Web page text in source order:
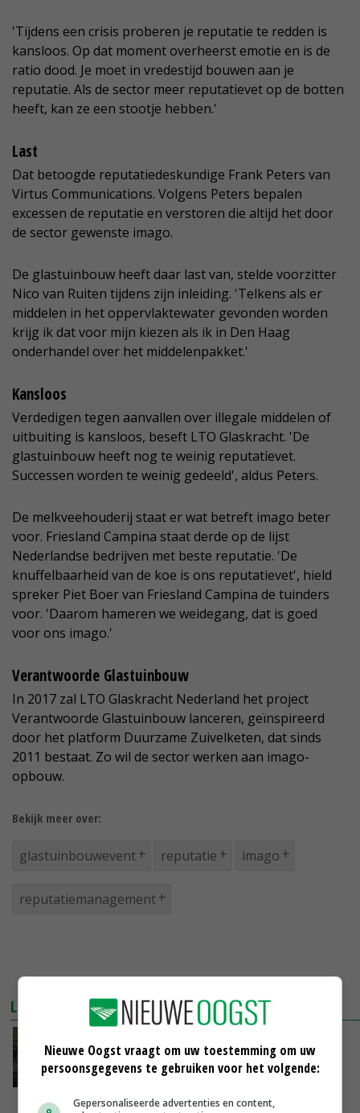
'Tijdens een crisis proberen je reputatie te redden is
kansloos. Op dat moment overheerst emotie en is de
ratio dood. Je moet in vredestijd bouwen aan je
reputatie. Als de sector meer reputatievet op de botten
heeft, kan ze een stootje hebben.'
Last
Dat betoogde reputatiedeskundige Frank Peters van
Virtus Communications. Volgens Peters bepalen
excessen de reputatie en verstoren die altijd het door
de sector gewenste imago.
De glastuinbouw heeft daar last van, stelde voorzitter
Nico van Ruiten tijdens zijn inleiding. 'Telkens als er
middelen in het oppervlaktewater gevonden worden
krijg ik dat voor mijn kiezen als ik in Den Haag
onderhandel over het middelenpakket.'
Kansloos
Verdedigen tegen aanvallen over illegale middelen of
uitbuiting is kansloos, beseft LTO Glaskracht. 'De
glastuinbouw heeft nog te weinig reputatievet.
Successen worden te weinig gedeeld', aldus Peters.
De melkveehouderij staat er wat betreft imago beter
voor. Friesland Campina staat derde op de lijst
Nederlandse bedrijven met beste reputatie. 'De
knuffelbaarheid van de koe is ons reputatievet', hield
spreker Piet Boer van Friesland Campina de tuinders
voor. 'Daarom hameren we weidegang, dat is goed
voor ons imago.'
Verantwoorde Glastuinbouw
In 2017 zal LTO Glaskracht Nederland het project
Verantwoorde Glastuinbouw lanceren, geïnspireerd
door het platform Duurzame Zuivelketen, dat sinds
2011 bestaat. Zo wil de sector werken aan imago-
opbouw.
Bekijk meer over:
glastuinbouwevent reputatie imago
reputatiemanagement
LEES OOK
'Glastuinbouw is te bescheiden en te
introvert'
16-11-2016
Nieuwe Oogst vraagt om uw toestemming om uw
persoonsgegevens te gebruiken voor het volgende:
Gepersonaliseerde advertenties en content,